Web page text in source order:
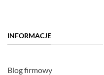
INFORMACJE
Blog firmowy